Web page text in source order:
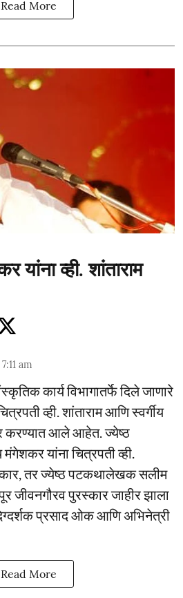
Read More
व्ही. शांताराम
am
कार्य विभागातर्फे दिले जाणारे
व्ही. शांताराम आणि स्वर्गीय
करण्यात आले आहेत. ज्येष्ठ
यांना चित्रपती व्ही.
तर ज्येष्ठ पटकथालेखक सलीम
जीवनगौरव पुरस्कार जाहीर झाला
प्रसाद ओक आणि अभिनेत्री
Read More